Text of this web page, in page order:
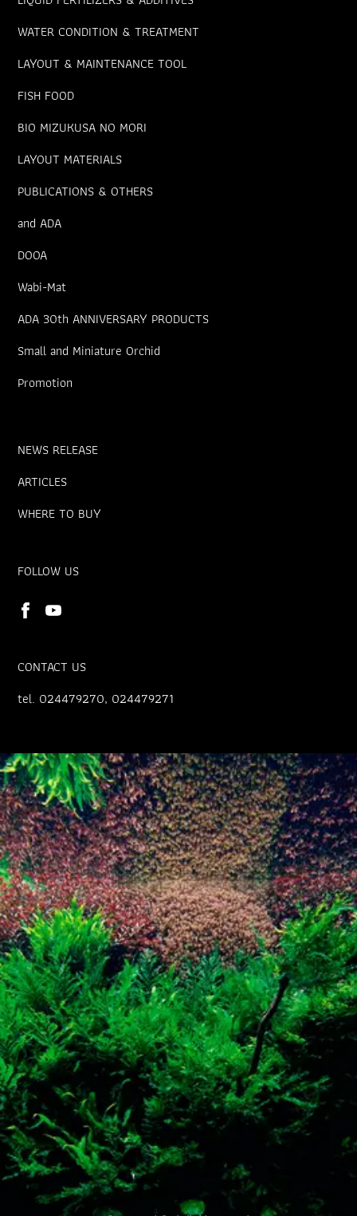
WATER CONDITION & TREATMENT
LAYOUT & MAINTENANCE TOOL
FISH FOOD
BIO MIZUKUSA NO MORI
LAYOUT MATERIALS
PUBLICATIONS & OTHERS
and ADA
DOOA
Wabi-Mat
ADA 30th ANNIVERSARY PRODUCTS
Small and Miniature Orchid
Promotion
NEWS RELEASE
ARTICLES
WHERE TO BUY
FOLLOW US
CONTACT US
tel. 024479270, 024479271